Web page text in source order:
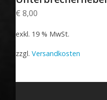
€ 8,00
exkl. 19 % MwSt.
zzgl. Versandkosten